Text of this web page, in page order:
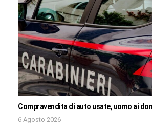
Compravendita di auto usate, uomo ai
6 Agosto 2026